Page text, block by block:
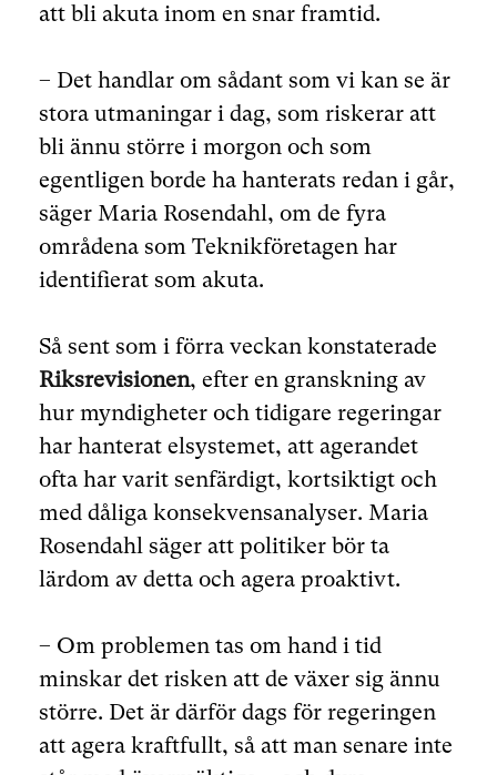
att bli akuta inom en snar framtid.
– Det handlar om sådant som vi kan se är
stora utmaningar i dag, som riskerar att
bli ännu större i morgon och som
egentligen borde ha hanterats redan i går,
säger Maria Rosendahl, om de fyra
områdena som Teknikföretagen har
identifierat som akuta.
Så sent som i förra veckan konstaterade
Riksrevisionen, efter en granskning av
hur myndigheter och tidigare regeringar
har hanterat elsystemet, att agerandet
ofta har varit senfärdigt, kortsiktigt och
med dåliga konsekvensanalyser. Maria
Rosendahl säger att politiker bör ta
lärdom av detta och agera proaktivt.
– Om problemen tas om hand i tid
minskar det risken att de växer sig ännu
större. Det är därför dags för regeringen
att agera kraftfullt, så att man senare inte